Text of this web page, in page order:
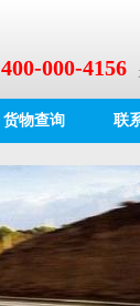
400-000-4156
货物查询 联